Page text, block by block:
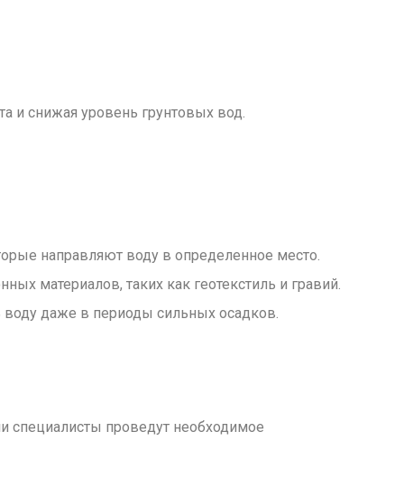
и снижая уровень грунтовых вод.
направляют воду в определенное место.
материалов, таких как геотекстиль и гравий.
воду даже в периоды сильных осадков.
специалисты проведут необходимое